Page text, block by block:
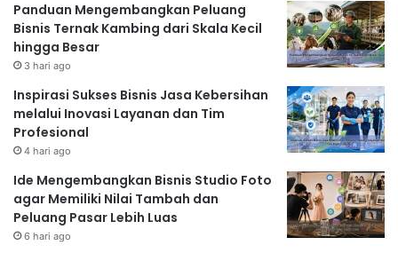
Panduan Mengembangkan Peluang
Bisnis Ternak Kambing dari Skala Kecil
hingga Besar
3 hari ago
Inspirasi Sukses Bisnis Jasa Kebersihan
melalui Inovasi Layanan dan Tim
Profesional
4 hari ago
Ide Mengembangkan Bisnis Studio Foto
agar Memiliki Nilai Tambah dan
Peluang Pasar Lebih Luas
6 hari ago